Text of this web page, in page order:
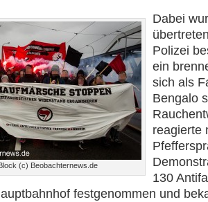
(c) Beobachternews.de
Dabei
Polizei
ein
sich als
Bengalo
reagierte
130
festgenommen und